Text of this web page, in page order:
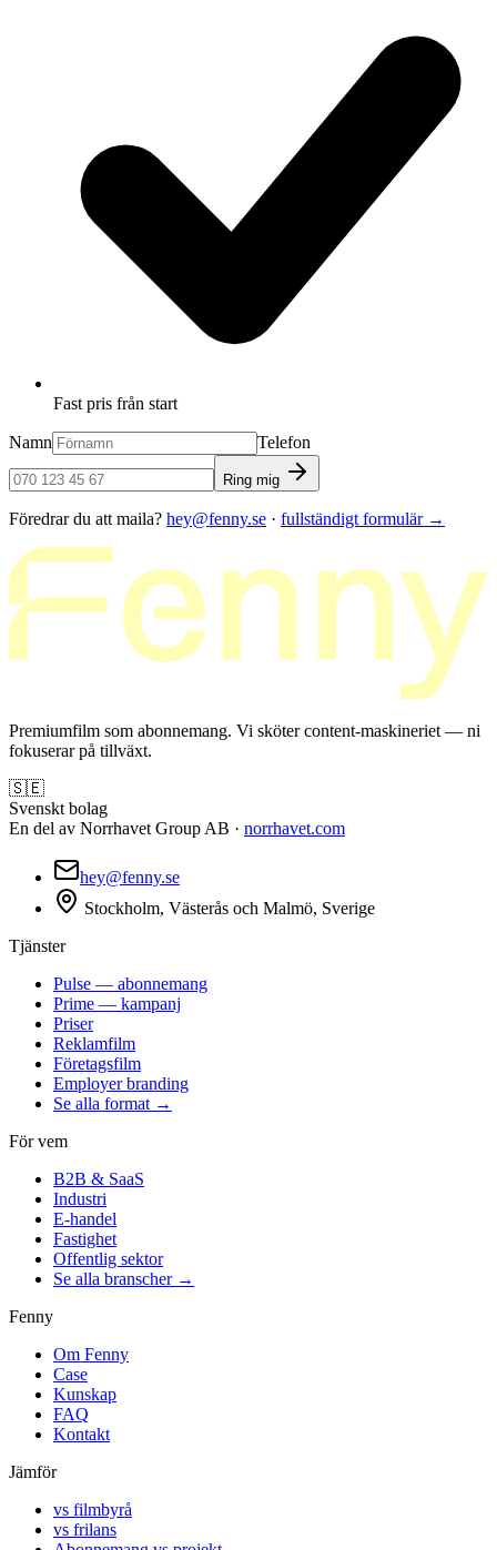
Fast pris från start
Namn Telefon
Ring mig
Föredrar du att maila? hey@fenny.se · fullständigt formulär→
Premiumfilm som abonnemang. Vi sköter content-maskineriet — ni
fokuserar på tillväxt.
🇸🇪
Svenskt bolag
En del av Norrhavet Group AB · norrhavet.com
hey@fenny.se
Stockholm, Västerås och Malmö, Sverige
Tjänster
Pulse — abonnemang
Prime — kampanj
Priser
Reklamfilm
Företagsfilm
Employer branding
Se alla format →
För vem
B2B & SaaS
Industri
E-handel
Fastighet
Offentlig sektor
Se alla branscher →
Fenny
Om Fenny
Case
Kunskap
FAQ
Kontakt
Jämför
vs filmbyrå
vs frilans